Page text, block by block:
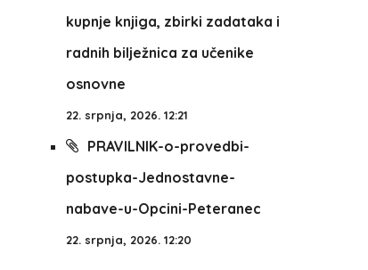
kupnje knjiga, zbirki zadataka i
radnih bilježnica za učenike
osnovne
22. srpnja, 2026. 12:21
PRAVILNIK-o-provedbi-
postupka-Jednostavne-
nabave-u-Opcini-Peteranec
22. srpnja, 2026. 12:20